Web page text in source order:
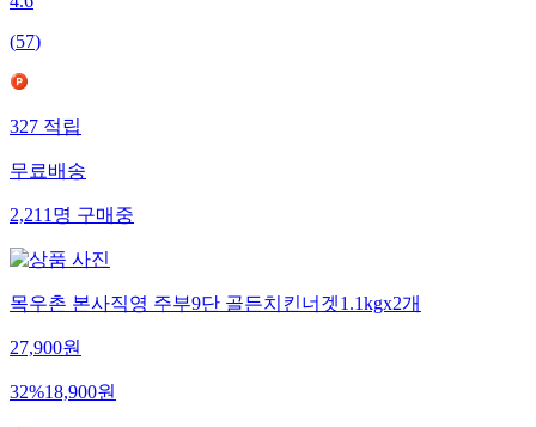
4.6
(57)
327적립
무료배송
2,211명구매중
목우촌 본사직영 주부9단 골든치킨너겟1.1kgx2개
27,900원
32%18,900원